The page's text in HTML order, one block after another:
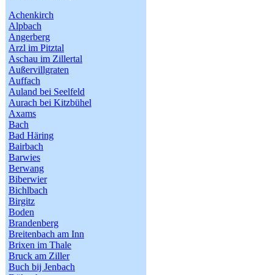
Achenkirch
Alpbach
Angerberg
Arzl im Pitztal
Aschau im Zillertal
Außervillgraten
Auffach
Auland bei Seelfeld
Aurach bei Kitzbühel
Axams
Bach
Bad Häring
Bairbach
Barwies
Berwang
Biberwier
Bichlbach
Birgitz
Boden
Brandenberg
Breitenbach am Inn
Brixen im Thale
Bruck am Ziller
Buch bij Jenbach